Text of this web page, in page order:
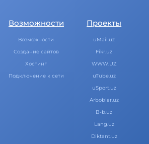
Возможности
Возможности
Создание сайтов
Хостинг
Подключение к сети
Проекты
uMail.uz
Fikr.uz
WWW.UZ
uTube.uz
uSport.uz
Arboblar.uz
B-b.uz
Lang.uz
Diktant.uz